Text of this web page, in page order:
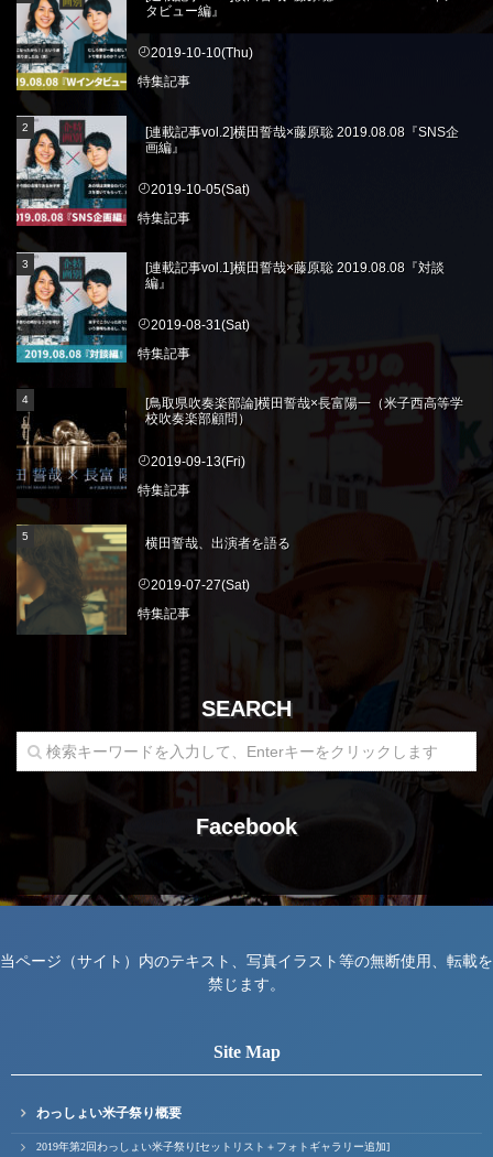
タビュー編』
2019-10-10(Thu)
特集記事
[連載記事vol.2]横田誓哉×藤原聡 2019.08.08『SNS企
画編』
2019-10-05(Sat)
特集記事
[連載記事vol.1]横田誓哉×藤原聡 2019.08.08『対談
編』
2019-08-31(Sat)
特集記事
[鳥取県吹奏楽部論]横田誓哉×長富陽一（米子西高等学
校吹奏楽部顧問）
2019-09-13(Fri)
特集記事
横田誓哉、出演者を語る
2019-07-27(Sat)
特集記事
SEARCH
Facebook
当ページ（サイト）内のテキスト、写真イラスト等の無断使用、転載を
禁じます。
Site Map
わっしょい米子祭り概要
2019年第2回わっしょい米子祭り[セットリスト＋フォトギャラリー追加]